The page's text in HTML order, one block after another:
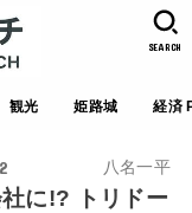
観光 姫路城 経済
SEARCH
八名一平
に!? トリドー